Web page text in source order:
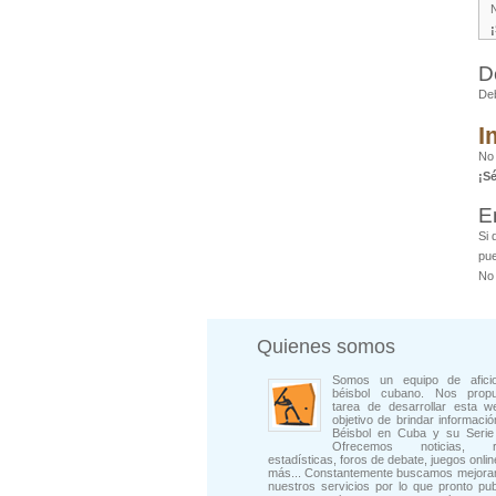
Si
Quienes somos
Somos un equipo de
béisbol cubano. Nos
tarea de desarrollar esta
objetivo de brindar
Béisbol en Cuba y su Serie
Ofrecemos noticias,
estadísticas, foros de debate, juegos
más... Constantemente buscamos
nuestros servicios por lo que pronto